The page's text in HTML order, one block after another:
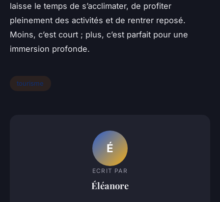
laisse le temps de s’acclimater, de profiter
pleinement des activités et de rentrer reposé.
Moins, c’est court ; plus, c’est parfait pour une
immersion profonde.
tourisme
É
ECRIT PAR
Éléanore